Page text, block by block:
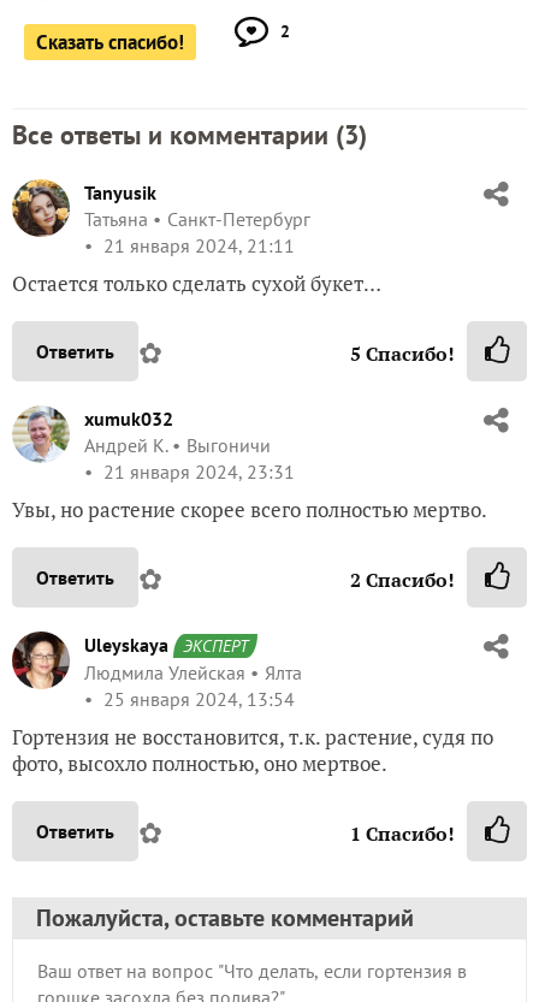
Сказать спасибо! 2
Все ответы и комментарии (3)
Tanyusik
Татьяна
Санкт-Петербург
21 января 2024, 21:11
Остается только сделать сухой букет…
Ответить ✿ 5 Спасибо!
xumuk032
Андрей К.
Выгоничи
21 января 2024, 23:31
Увы, но растение скорее всего полностью мертво.
Ответить ✿ 2 Спасибо!
Uleyskaya ЭКСПЕРТ
Людмила Улейская
Ялта
25 января 2024, 13:54
Гортензия не восстановится, т.к. растение, судя по
фото, высохло полностью, оно мертвое.
Ответить ✿ 1 Спасибо!
Пожалуйста, оставьте комментарий